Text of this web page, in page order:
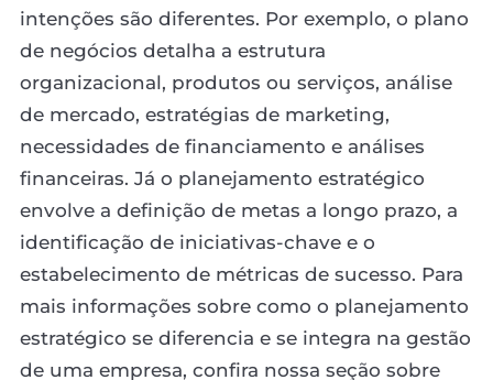
intenções são diferentes. Por exemplo, o plano
de negócios detalha a estrutura
organizacional, produtos ou serviços, análise
de mercado, estratégias de marketing,
necessidades de financiamento e análises
financeiras. Já o planejamento estratégico
envolve a definição de metas a longo prazo, a
identificação de iniciativas-chave e o
estabelecimento de métricas de sucesso. Para
mais informações sobre como o planejamento
estratégico se diferencia e se integra na gestão
de uma empresa, confira nossa seção sobre